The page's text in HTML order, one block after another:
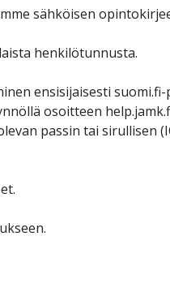
sähköisen
henkilötunnusta.
ensisijaisesti suomi.fi-
osoitteen
passin tai sirullisen